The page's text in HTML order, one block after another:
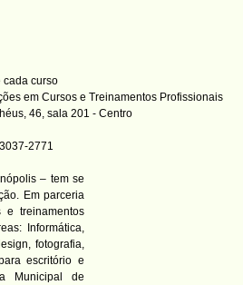
cada curso
em Cursos e Treinamentos Profissionais
46, sala 201 - Centro
2771
– tem se
Em parceria
e treinamentos
Informática,
fotografia,
escritório e
Municipal de